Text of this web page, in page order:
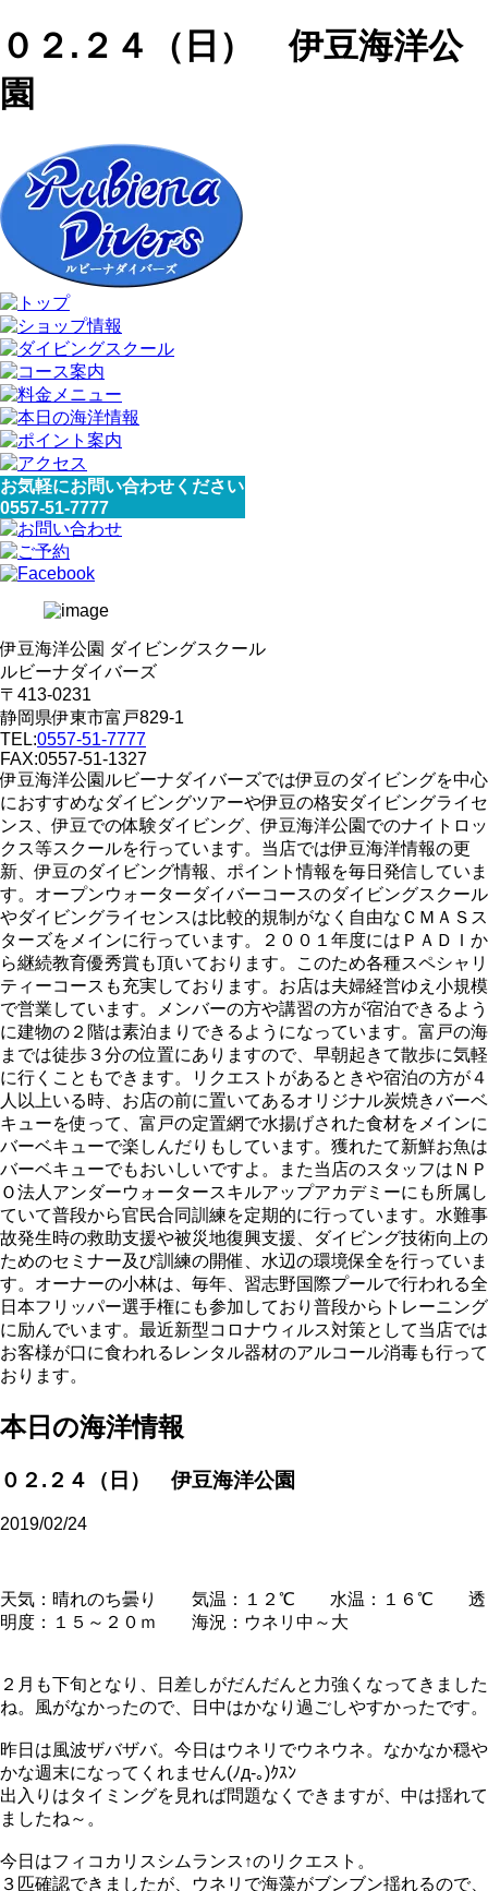
０２.２４（日） 伊豆海洋公
園
お気軽にお問い合わせください
0557-51-7777
伊豆海洋公園 ダイビングスクール
ルビーナダイバーズ
〒413-0231
静岡県伊東市富戸829-1
TEL:0557-51-7777
FAX:0557-51-1327
伊豆海洋公園ルビーナダイバーズでは伊豆のダイビングを中心
におすすめなダイビングツアーや伊豆の格安ダイビングライセ
ンス、伊豆での体験ダイビング、伊豆海洋公園でのナイトロッ
クス等スクールを行っています。当店では伊豆海洋情報の更
新、伊豆のダイビング情報、ポイント情報を毎日発信していま
す。オープンウォーターダイバーコースのダイビングスクール
やダイビングライセンスは比較的規制がなく自由なＣＭＡＳス
ターズをメインに行っています。２００１年度にはＰＡＤＩか
ら継続教育優秀賞も頂いております。このため各種スペシャリ
ティーコースも充実しております。お店は夫婦経営ゆえ小規模
で営業しています。メンバーの方や講習の方が宿泊できるよう
に建物の２階は素泊まりできるようになっています。富戸の海
までは徒歩３分の位置にありますので、早朝起きて散歩に気軽
に行くこともできます。リクエストがあるときや宿泊の方が４
人以上いる時、お店の前に置いてあるオリジナル炭焼きバーベ
キューを使って、富戸の定置網で水揚げされた食材をメインに
バーベキューで楽しんだりもしています。獲れたて新鮮お魚は
バーベキューでもおいしいですよ。また当店のスタッフはＮＰ
Ｏ法人アンダーウォータースキルアップアカデミーにも所属し
ていて普段から官民合同訓練を定期的に行っています。水難事
故発生時の救助支援や被災地復興支援、ダイビング技術向上の
ためのセミナー及び訓練の開催、水辺の環境保全を行っていま
す。オーナーの小林は、毎年、習志野国際プールで行われる全
日本フリッパー選手権にも参加しており普段からトレーニング
に励んでいます。最近新型コロナウィルス対策として当店では
お客様が口に食われるレンタル器材のアルコール消毒も行って
おります。
本日の海洋情報
０２.２４（日） 伊豆海洋公園
2019/02/24
天気：晴れのち曇り 気温：１２℃ 水温：１６℃ 透
明度：１５～２０ｍ 海況：ウネリ中～大
２月も下旬となり、日差しがだんだんと力強くなってきました
ね。風がなかったので、日中はかなり過ごしやすかったです。
昨日は風波ザバザバ。今日はウネリでウネウネ。なかなか穏や
かな週末になってくれません(ﾉд-｡)ｸｽﾝ
出入りはタイミングを見れば問題なくできますが、中は揺れて
ましたね～。
今日はフィコカリスシムランス↑のリクエスト。
３匹確認できましたが、ウネリで海藻がブンブン揺れるので、